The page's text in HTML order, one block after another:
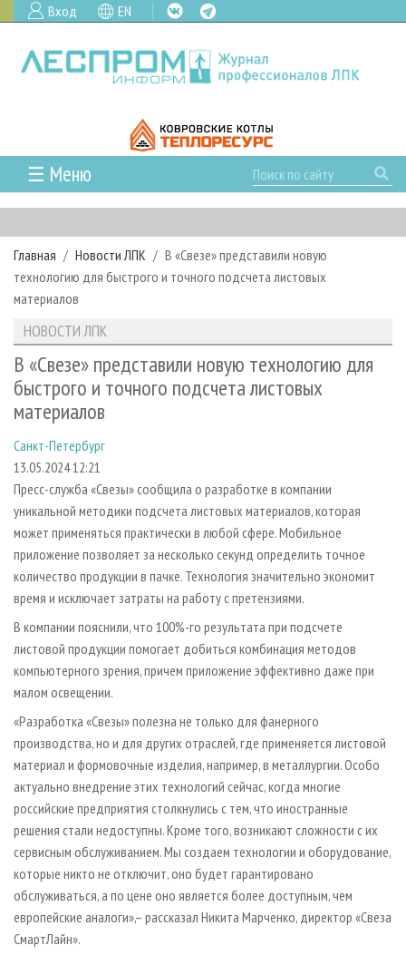
Вход EN
☰ Меню
ГЛАВНАЯ
РУБРИКИ И ТЕМЫ
РУБРИКИ ЖУРНАЛА
ЛЕСНОЕ ХОЗЯЙСТВО
ЛЕСОЗАГОТОВКА
ЛЕСОПИЛЕНИЕ
ДЕРЕВООБРАБОТКА
СУШКА ДРЕВЕСИНЫ
ПРОИЗВОДСТВО ДРЕВЕСНЫХ ПЛИТ
ДЕРЕВЯННОЕ ДОМОСТРОЕНИЕ
ПРОИЗВОДСТВО МЕБЕЛИ
БИОЭНЕРГЕТИКА
ЦБП
ИНСТРУМЕНТ И МАТЕРИАЛЫ
НОВОСТИ
КАЛЕНДАРЬ СОБЫТИЙ
НОВОСТИ ЛПК
НОВОСТИ ЖУРНАЛА
НОВОСТИ КОМПАНИЙ
ПРОЕКТЫ ЛПИ
АНАЛИТИКА
ПРЕДПРИЯТИЯ ЛПК
ЛЕСНЫЕ РЕГИОНЫ РОССИИ
ПЕРСОНЫ
МОБИЛЬНЫЕ ВЫСТАВКИ
ОФИЦИАЛЬНЫЕ ДЕЛЕГАЦИИ
ПРИОРИТЕТНЫЕ ИНВЕСТПРОЕКТЫ
RUSSIAN FORESTRY REVIEW
ГАЗЕТА ЛЕСПРОМФОРУМ
БИБЛИОТЕКА СПЕЦИАЛИСТА
АРХИВ
АРХИВ ЖУРНАЛОВ
СТАТЬИ
О ЖУРНАЛЕ
ПОДПИСКА
КОНТАКТЫ
РЕКЛАМОДАТЕЛЯМ
РЕКЛАМА
РЕКЛАМА НА САЙТЕ
Главная Новости ЛПК
В «Свезе» представили новую
технологию для быстрого и точного подсчета листовых
материалов
НОВОСТИ ЛПК
В «Свезе» представили новую технологию для
быстрого и точного подсчета листовых
материалов
Санкт-Петербург
13.05.2024 12:21
Пресс-служба «Свезы» сообщила о разработке в компании
уникальной методики подсчета листовых материалов, которая
может применяться практически в любой сфере. Мобильное
приложение позволяет за несколько секунд определить точное
количество продукции в пачке. Технология значительно экономит
время и исключает затраты на работу с претензиями.
В компании пояснили, что 100%-го результата при подсчете
листовой продукции помогает добиться комбинация методов
компьютерного зрения, причем приложение эффективно даже при
малом освещении.
«Разработка «Свезы» полезна не только для фанерного
производства, но и для других отраслей, где применяется листовой
материал и формовочные изделия, например, в металлургии. Особо
актуально внедрение этих технологий сейчас, когда многие
российские предприятия столкнулись с тем, что иностранные
решения стали недоступны. Кроме того, возникают сложности с их
сервисным обслуживанием. Мы создаем технологии и оборудование,
которые никто не отключит, оно будет гарантировано
обслуживаться, а по цене оно является более доступным, чем
европейские аналоги»,– рассказал Никита Марченко, директор «Свеза
СмартЛайн».